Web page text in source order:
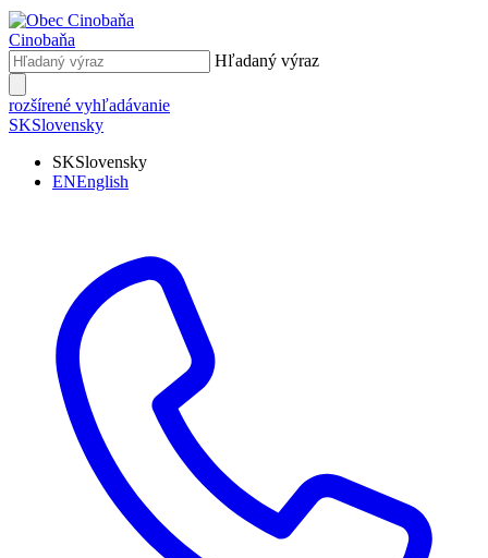
Cinobaňa
Hľadaný výraz
rozšírené vyhľadávanie
SKSlovensky
SKSlovensky
ENEnglish